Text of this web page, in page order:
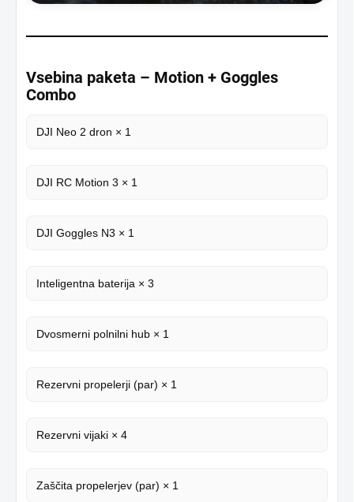
Vsebina paketa – Motion + Goggles
Combo
DJI Neo 2 dron × 1
DJI RC Motion 3 × 1
DJI Goggles N3 × 1
Inteligentna baterija × 3
Dvosmerni polnilni hub × 1
Rezervni propelerji (par) × 1
Rezervni vijaki × 4
Zaščita propelerjev (par) × 1